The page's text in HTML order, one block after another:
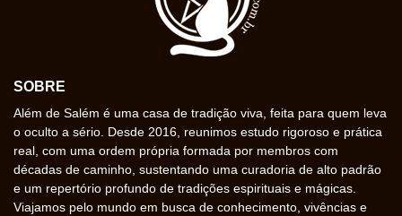
SOBRE
Além de Salém é uma casa de tradição viva, feita para quem leva
o oculto a sério. Desde 2016, reunimos estudo rigoroso e prática
real, com uma ordem própria formada por membros com
décadas de caminho, sustentando uma curadoria de alto padrão
e um repertório profundo de tradições espirituais e mágicas.
Viajamos pelo mundo em busca de conhecimento, vivências e